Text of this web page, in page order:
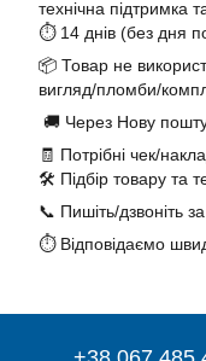
технічна підтримка
⏱️ 14 днів (без дня
📦 Товар не
вигляд/пломби/
🚚 Через Нову
🧾 Потрібні чек/
🛠️ Підбір товару та
📞 Пишіть/дзвоніть
⏱️ Відповідаємо